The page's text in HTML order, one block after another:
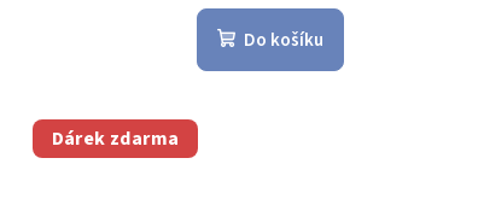
Do košíku
Dárek zdarma